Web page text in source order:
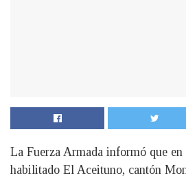
La Fuerza Armada informó que
habilitado El Aceituno, cantón